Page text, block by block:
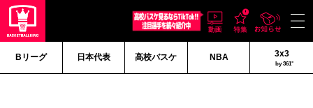
Bリーグ 日本代表 高校バスケ NBA 3x3
by 361°